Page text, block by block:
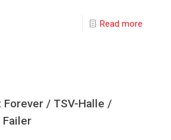
Read more
/ TSV-Halle /
Failer